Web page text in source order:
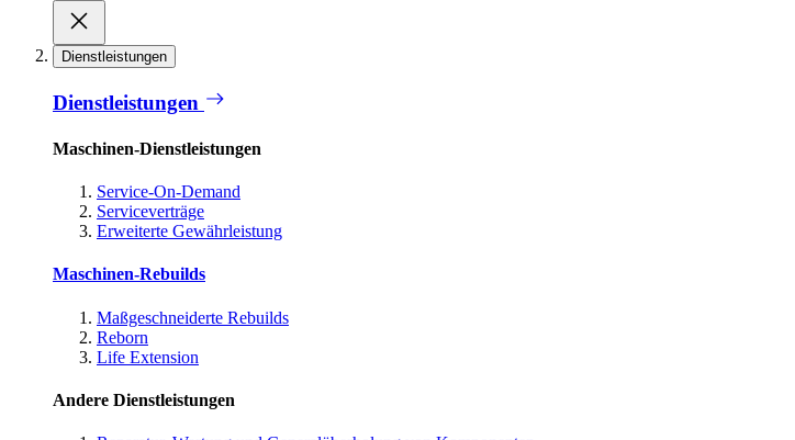
Dienstleistungen
Dienstleistungen
Maschinen-Dienstleistungen
Service-On-Demand
Serviceverträge
Erweiterte Gewährleistung
Maschinen-Rebuilds
Maßgeschneiderte Rebuilds
Reborn
Life Extension
Andere Dienstleistungen